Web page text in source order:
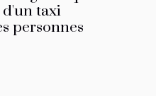
d'un taxi
personnes